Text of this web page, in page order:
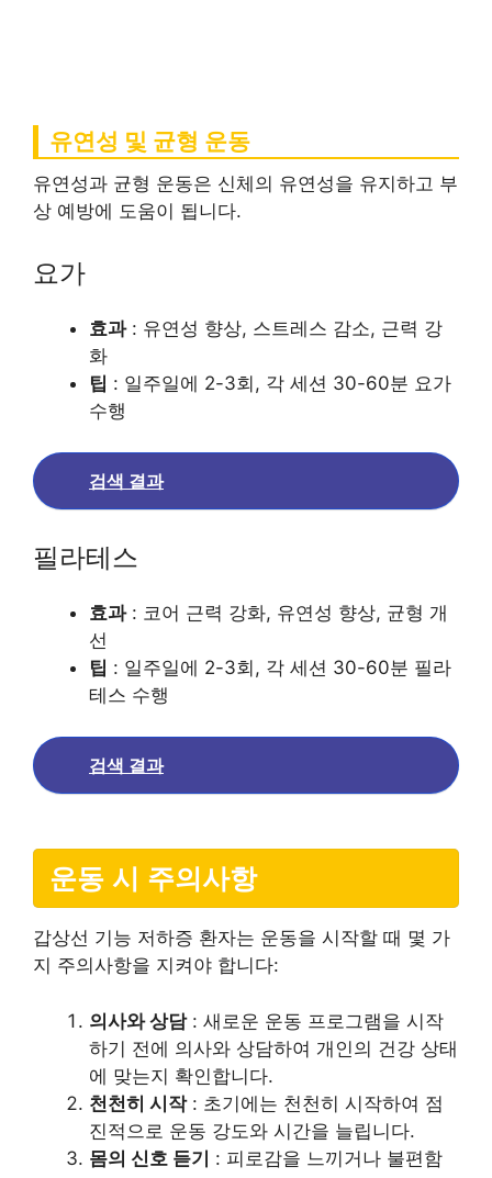
유연성 및 균형 운동
유연성과 균형 운동은 신체의 유연성을 유지하고 부
상 예방에 도움이 됩니다.
요가
효과: 유연성 향상, 스트레스 감소, 근력 강
화
팁 : 일주일에 2-3회, 각 세션 30-60분 요가
수행
검색 결과
필라테스
효과: 코어 근력 강화, 유연성 향상, 균형 개
선
팁 : 일주일에 2-3회, 각 세션 30-60분 필라
테스 수행
검색 결과
운동 시 주의사항
갑상선 기능 저하증 환자는 운동을 시작할 때 몇 가
지 주의사항을 지켜야 합니다:
의사와 상담: 새로운 운동 프로그램을 시작
하기 전에 의사와 상담하여 개인의 건강 상태
에 맞는지 확인합니다.
천천히 시작: 초기에는 천천히 시작하여 점
진적으로 운동 강도와 시간을 늘립니다.
몸의 신호 듣기 : 피로감을 느끼거나 불편함